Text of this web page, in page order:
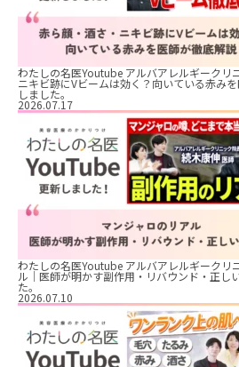
わたしの名医Youtube アルバアレルギークリ
ニキビ跡にVビームは効く？向いている赤み
しました。
2026.07.17
わたしの名医Youtube アルバアレルギークリ
ル｜医師が明かす副作用・リバウンド・正し
た。
2026.07.10